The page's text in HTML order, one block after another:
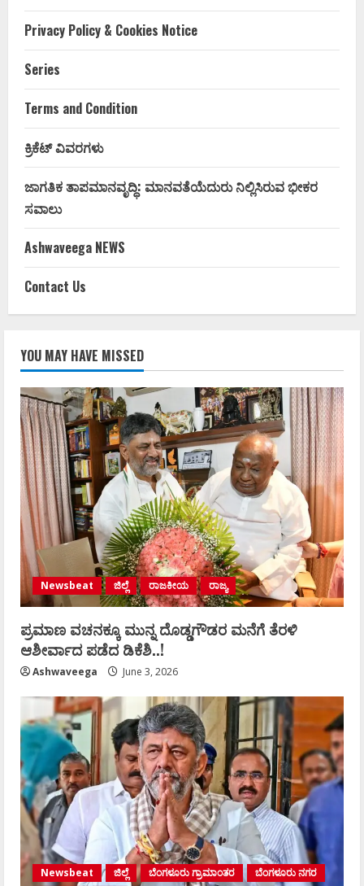
Privacy Policy & Cookies Notice
Series
Terms and Condition
ಕ್ರಿಕೆಟ್ ವಿವರಗಳು
ಜಾಗತಿಕ ತಾಪಮಾನವೃದ್ಧಿ: ಮಾನವತೆಯೆದುರು ನಿಲ್ಲಿಸಿರುವ ಭೀಕರ
ಸವಾಲು
Ashwaveega NEWS
Contact Us
YOU MAY HAVE MISSED
Newsbeat ಜಿಲ್ಲೆ ರಾಜಕೀಯ ರಾಜ್ಯ
ಪ್ರಮಾಣ ವಚನಕ್ಕೂ ಮುನ್ನ ದೊಡ್ಡಗೌಡರ ಮನೆಗೆ ತೆರಳಿ
ಆಶೀರ್ವಾದ ಪಡೆದ ಡಿಕೆಶಿ..!
Ashwaveega June 3, 2026
Newsbeat ಜಿಲ್ಲೆ ಬೆಂಗಳೂರು ಗ್ರಾಮಾಂತರ
ಬೆಂಗಳೂರು ನಗರ